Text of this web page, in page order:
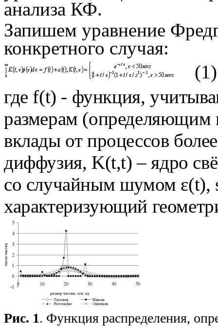
анализа КФ.
Запишем уравнение
конкретного случая:
(1)
где f(t) - функция,
размерам (определяющим
вклады от процессов
диффузия, K(t,t) – ядро
со случайным шумом ε(t),
характеризующий
Рис. 1. Функция распределения,